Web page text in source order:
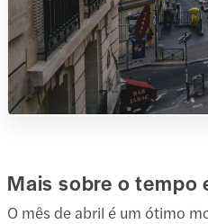
Mais sobre o tempo
O mês de abril é um ótimo